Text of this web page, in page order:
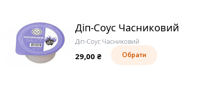
Діп-Соус Часниковий
Діп-Соус Часниковий
29,00 ₴ Обрати